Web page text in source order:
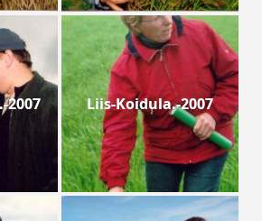
2007 Liis-Koidula.-2007